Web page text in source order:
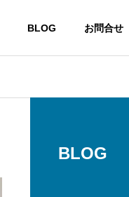
BLOG お問合せ
アクセス
BLOG